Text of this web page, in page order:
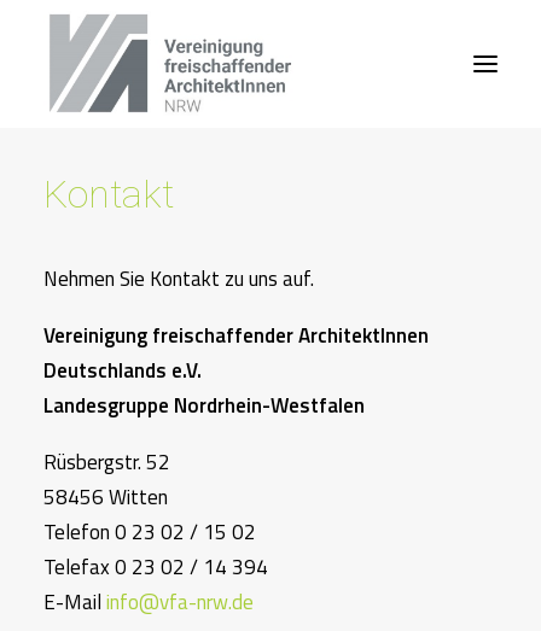
Kontakt
Nehmen Sie Kontakt zu uns auf.
Vereinigung freischaffender ArchitektInnen
Deutschlands e.V.
Landesgruppe Nordrhein-Westfalen
Rüsbergstr. 52
58456 Witten
Telefon 0 23 02 / 15 02
Telefax 0 23 02 / 14 394
E-Mailinfo@vfa-nrw.de